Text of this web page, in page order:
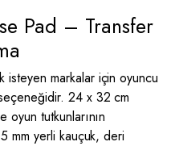
Pad – Transfer
isteyen markalar için oyuncu
24 x 32 cm
tutkunlarının
mm yerli kauçuk, deri